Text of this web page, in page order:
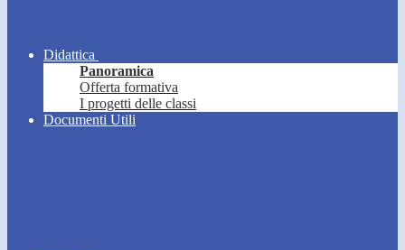
Didattica
Panoramica
Offerta formativa
I progetti delle classi
Documenti Utili